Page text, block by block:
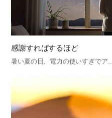
感謝すればするほど
暑い夏の日、電力の使いすぎでア…